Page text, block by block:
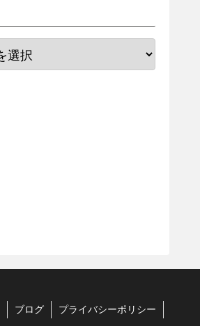
ブログ プライバシーポリシー